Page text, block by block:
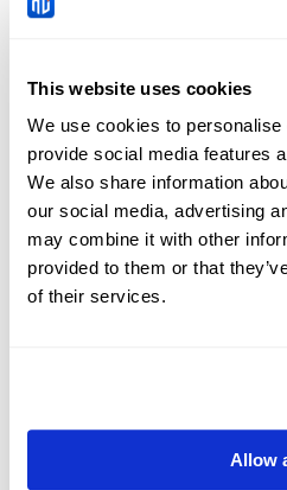
This website uses cookies
We use cookies to
provide social media features
We also share information
our social media, advertising
may combine it with other
provided to them or that
of their services.
Allow
changes in interest
attractiveness of
other asset classes.
Market Sentiment and
Speculation:
traders’
expectations and
significantly influence
BSXNieuws